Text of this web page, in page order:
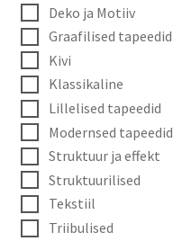
Deko ja Motiiv
Graafilised tapeedid
Kivi
Klassikaline
Lillelised tapeedid
Modernsed tapeedid
Struktuur ja effekt
Struktuurilised
Tekstiil
Triibulised